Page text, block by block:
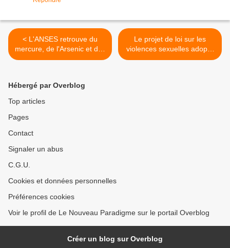
< L'ANSES retrouve du
mercure, de l'Arsenic et des
substances
Le projet de loi sur les
violences sexuelles adopté
>
Hébergé par Overblog
Top articles
Pages
Contact
Signaler un abus
C.G.U.
Cookies et données personnelles
Préférences cookies
Voir le profil de Le Nouveau Paradigme sur le portail Overblog
Créer un blog sur Overblog